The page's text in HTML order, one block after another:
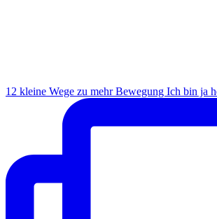
12 kleine Wege zu mehr Bewegung Ich bin ja